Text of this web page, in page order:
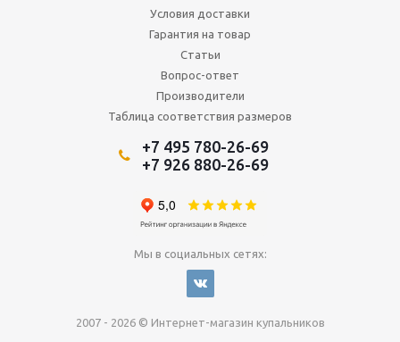
Условия доставки
Гарантия на товар
Статьи
Вопрос-ответ
Производители
Таблица соответствия размеров
+7 495 780-26-69
+7 926 880-26-69
Мы в социальных сетях:
2007 - 2026 © Интернет-магазин купальников